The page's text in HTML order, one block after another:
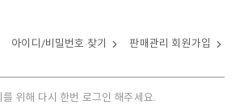
아이디/비밀번호 찾기 판매관리 회원가입
위해 다시 한번 로그인 해주세요.